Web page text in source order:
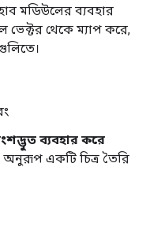
মডিউলের ব্যবহার
ভেক্টর থেকে ম্যাপ করে,
ব্যবহার করে
অনুরূপ একটি চিত্র তৈরি